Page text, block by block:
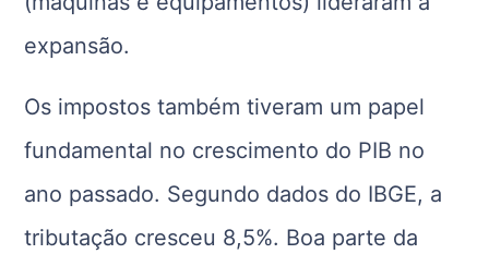
expansão.
Os impostos também tiveram um papel
fundamental no crescimento do PIB no
ano passado. Segundo dados do IBGE, a
tributação cresceu 8,5%. Boa parte da